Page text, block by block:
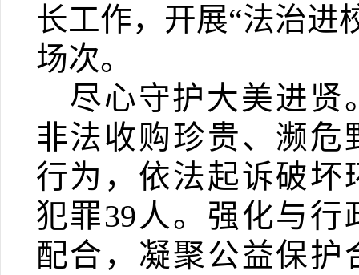
长工作，开展“法治进
场次。
尽心守护大美进贤
非法收购珍贵、濒危
行为， 依法起诉破坏
犯罪39人。 强化与行
配合，凝聚公益保护